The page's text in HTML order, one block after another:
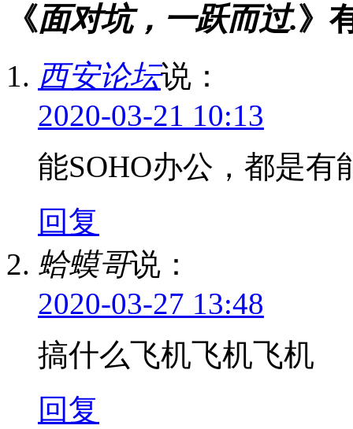
《面对坑，一跃而过.》
西安论坛说：
2020-03-21 10:13
能SOHO办公，都是有
回复
蛤蟆哥说：
2020-03-27 13:48
搞什么飞机飞机飞机
回复